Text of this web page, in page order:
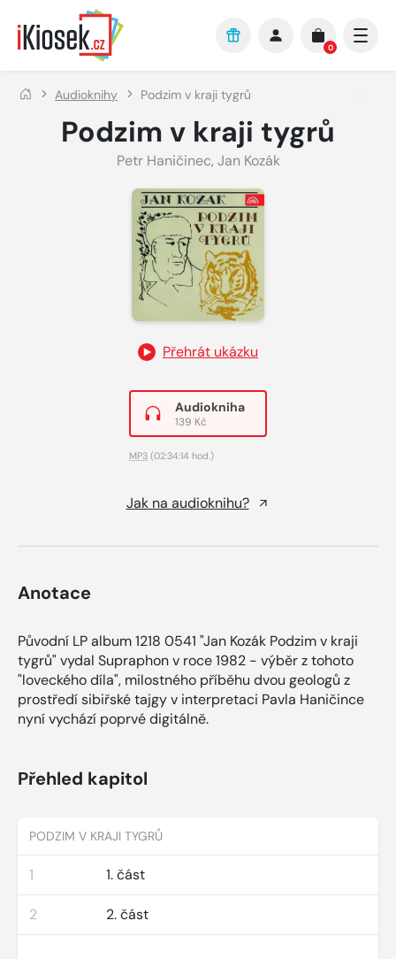
Přejít na hlavní obsah
0
Audioknihy Podzim v kraji tygrů
Podzim v kraji tygrů
Petr Haničinec, Jan Kozák
Přehrát ukázku
Audiokniha
139 Kč
MP3 (02:34:14 hod.)
Jak na audioknihu?
Anotace
Původní LP album 1218 0541 "Jan Kozák Podzim v kraji
tygrů" vydal Supraphon v roce 1982 - výběr z tohoto
"loveckého díla", milostného příběhu dvou geologů z
prostředí sibiřské tajgy v interpretaci Pavla Haničince
nyní vychází poprvé digitálně.
Přehled kapitol
PODZIM V KRAJI TYGRŮ
1 1. část
2 2. část